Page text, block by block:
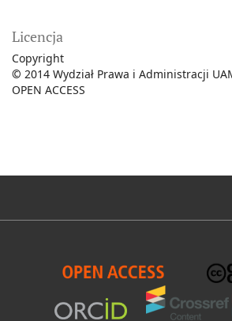
Licencja
Copyright
© 2014 Wydział Prawa i Administracji
OPEN ACCESS